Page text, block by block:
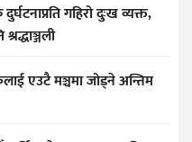
गहिरो दुःख व्यक्त,
एउटै मञ्चमा जोड्ने अन्तिम